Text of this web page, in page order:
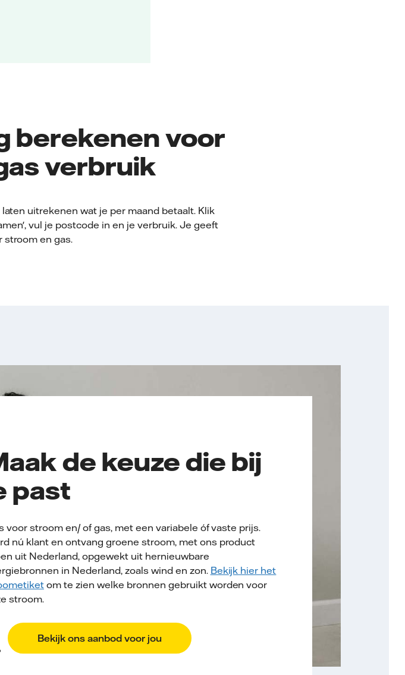
berekenen voor
verbruik
uitrekenen wat je per maand betaalt. Klik
vul je postcode in en je verbruik. Je geeft
stroom en gas.
de keuze die bij
past
voor stroom en/ of gas, met een variabele óf vaste prijs.
nú klant en ontvang groene stroom, met ons product
uit Nederland, opgewekt uit hernieuwbare
in Nederland, zoals wind en zon. Bekijk hier het
om te zien welke bronnen gebruikt worden voor
stroom.
Bekijk ons aanbod voor jou